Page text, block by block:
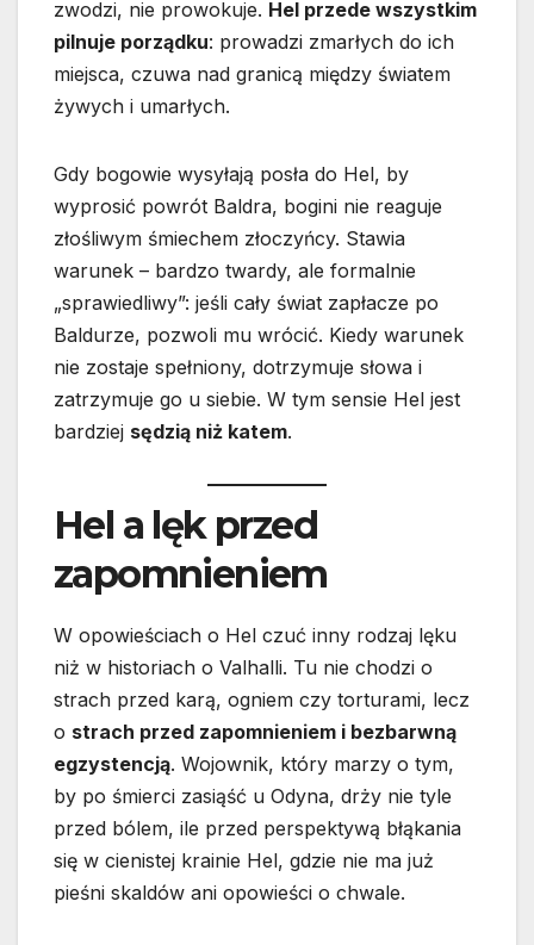
zwodzi, nie prowokuje. Hel przede wszystkim
pilnuje porządku: prowadzi zmarłych do ich
miejsca, czuwa nad granicą między światem
żywych i umarłych.
Gdy bogowie wysyłają posła do Hel, by
wyprosić powrót Baldra, bogini nie reaguje
złośliwym śmiechem złoczyńcy. Stawia
warunek – bardzo twardy, ale formalnie
„sprawiedliwy”: jeśli cały świat zapłacze po
Baldurze, pozwoli mu wrócić. Kiedy warunek
nie zostaje spełniony, dotrzymuje słowa i
zatrzymuje go u siebie. W tym sensie Hel jest
bardziej sędzią niż katem.
Hel a lęk przed
zapomnieniem
W opowieściach o Hel czuć inny rodzaj lęku
niż w historiach o Valhalli. Tu nie chodzi o
strach przed karą, ogniem czy torturami, lecz
o strach przed zapomnieniem i bezbarwną
egzystencją. Wojownik, który marzy o tym,
by po śmierci zasiąść u Odyna, drży nie tyle
przed bólem, ile przed perspektywą błąkania
się w cienistej krainie Hel, gdzie nie ma już
pieśni skaldów ani opowieści o chwale.